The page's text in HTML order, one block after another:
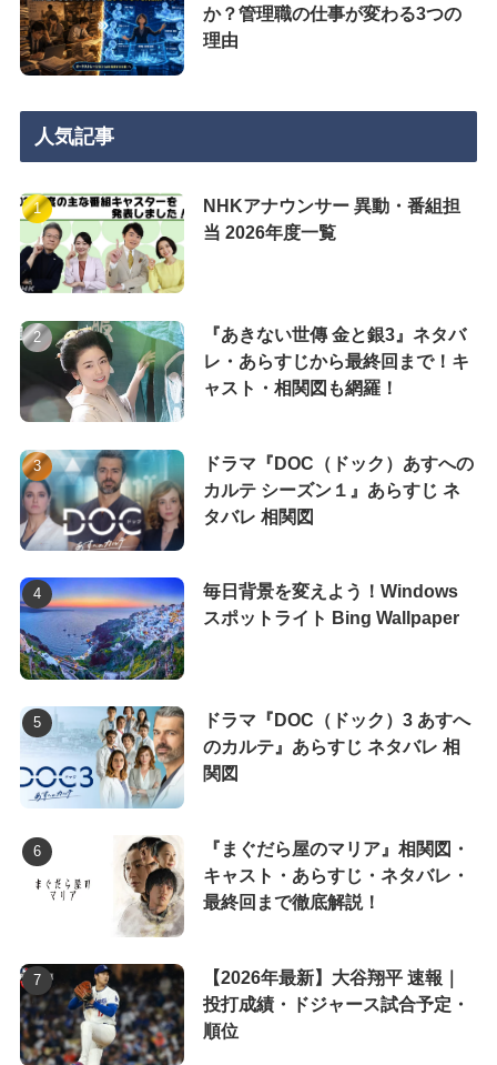
か？管理職の仕事が変わる3つの
理由
人気記事
NHKアナウンサー 異動・番組担
当 2026年度一覧
『あきない世傳 金と銀3』ネタバ
レ・あらすじから最終回まで！キ
ャスト・相関図も網羅！
ドラマ『DOC（ドック）あすへの
カルテ シーズン１』あらすじ ネ
タバレ 相関図
毎日背景を変えよう！Windows
スポットライト Bing Wallpaper
ドラマ『DOC（ドック）3 あすへ
のカルテ』あらすじ ネタバレ 相
関図
『まぐだら屋のマリア』相関図・
キャスト・あらすじ・ネタバレ・
最終回まで徹底解説！
【2026年最新】大谷翔平 速報｜
投打成績・ドジャース試合予定・
順位